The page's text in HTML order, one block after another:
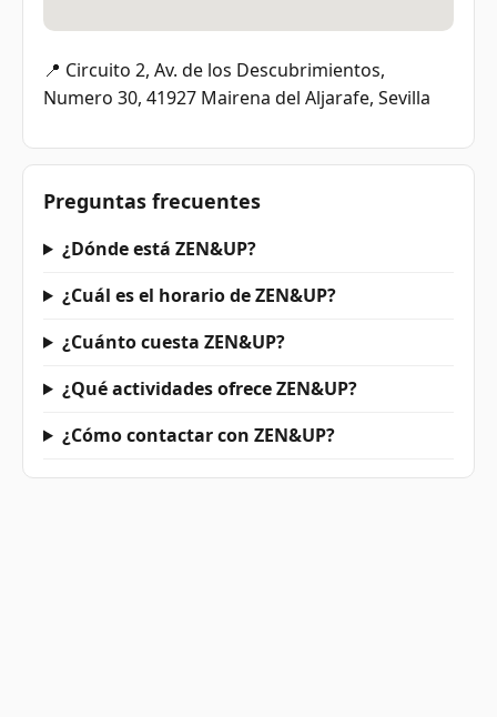
📍 Circuito 2, Av. de los Descubrimientos,
Numero 30, 41927 Mairena del Aljarafe, Sevilla
Preguntas frecuentes
¿Dónde está ZEN&UP?
¿Cuál es el horario de ZEN&UP?
¿Cuánto cuesta ZEN&UP?
¿Qué actividades ofrece ZEN&UP?
¿Cómo contactar con ZEN&UP?